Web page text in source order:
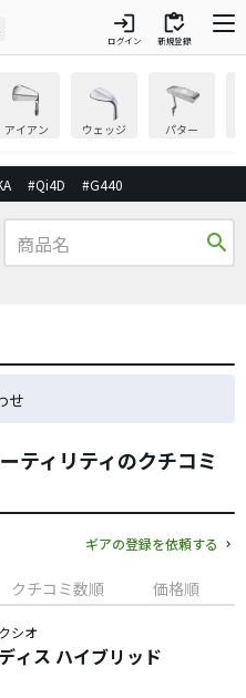
login
ログイン
inventory
新規登録
アイアン ウェッジ パター
#Qi4D #G440
search
せ
ティリティのクチコミ
ギアの登録を依頼する
クチコミ数順 価格順
シオ
ィス ハイブリッド